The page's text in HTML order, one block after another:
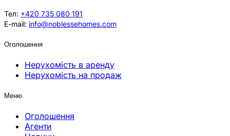
Тел: +420 735 080 191
E-mail: info@noblessehomes.com
Оголошення
Нерухомість в аренду
Нерухомість на продаж
Меню
Оголошення
Агенти